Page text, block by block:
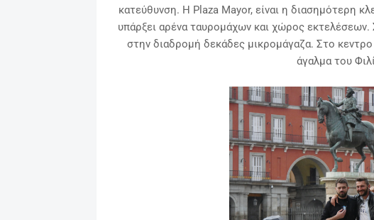
κατεύθυνση. Η Plaza Mayor, είναι η διασημότερη
υπάρξει αρένα ταυρομάχων και χώρος
στην διαδρομή δεκάδες μικρομάγαζα. Στο
άγαλμα του